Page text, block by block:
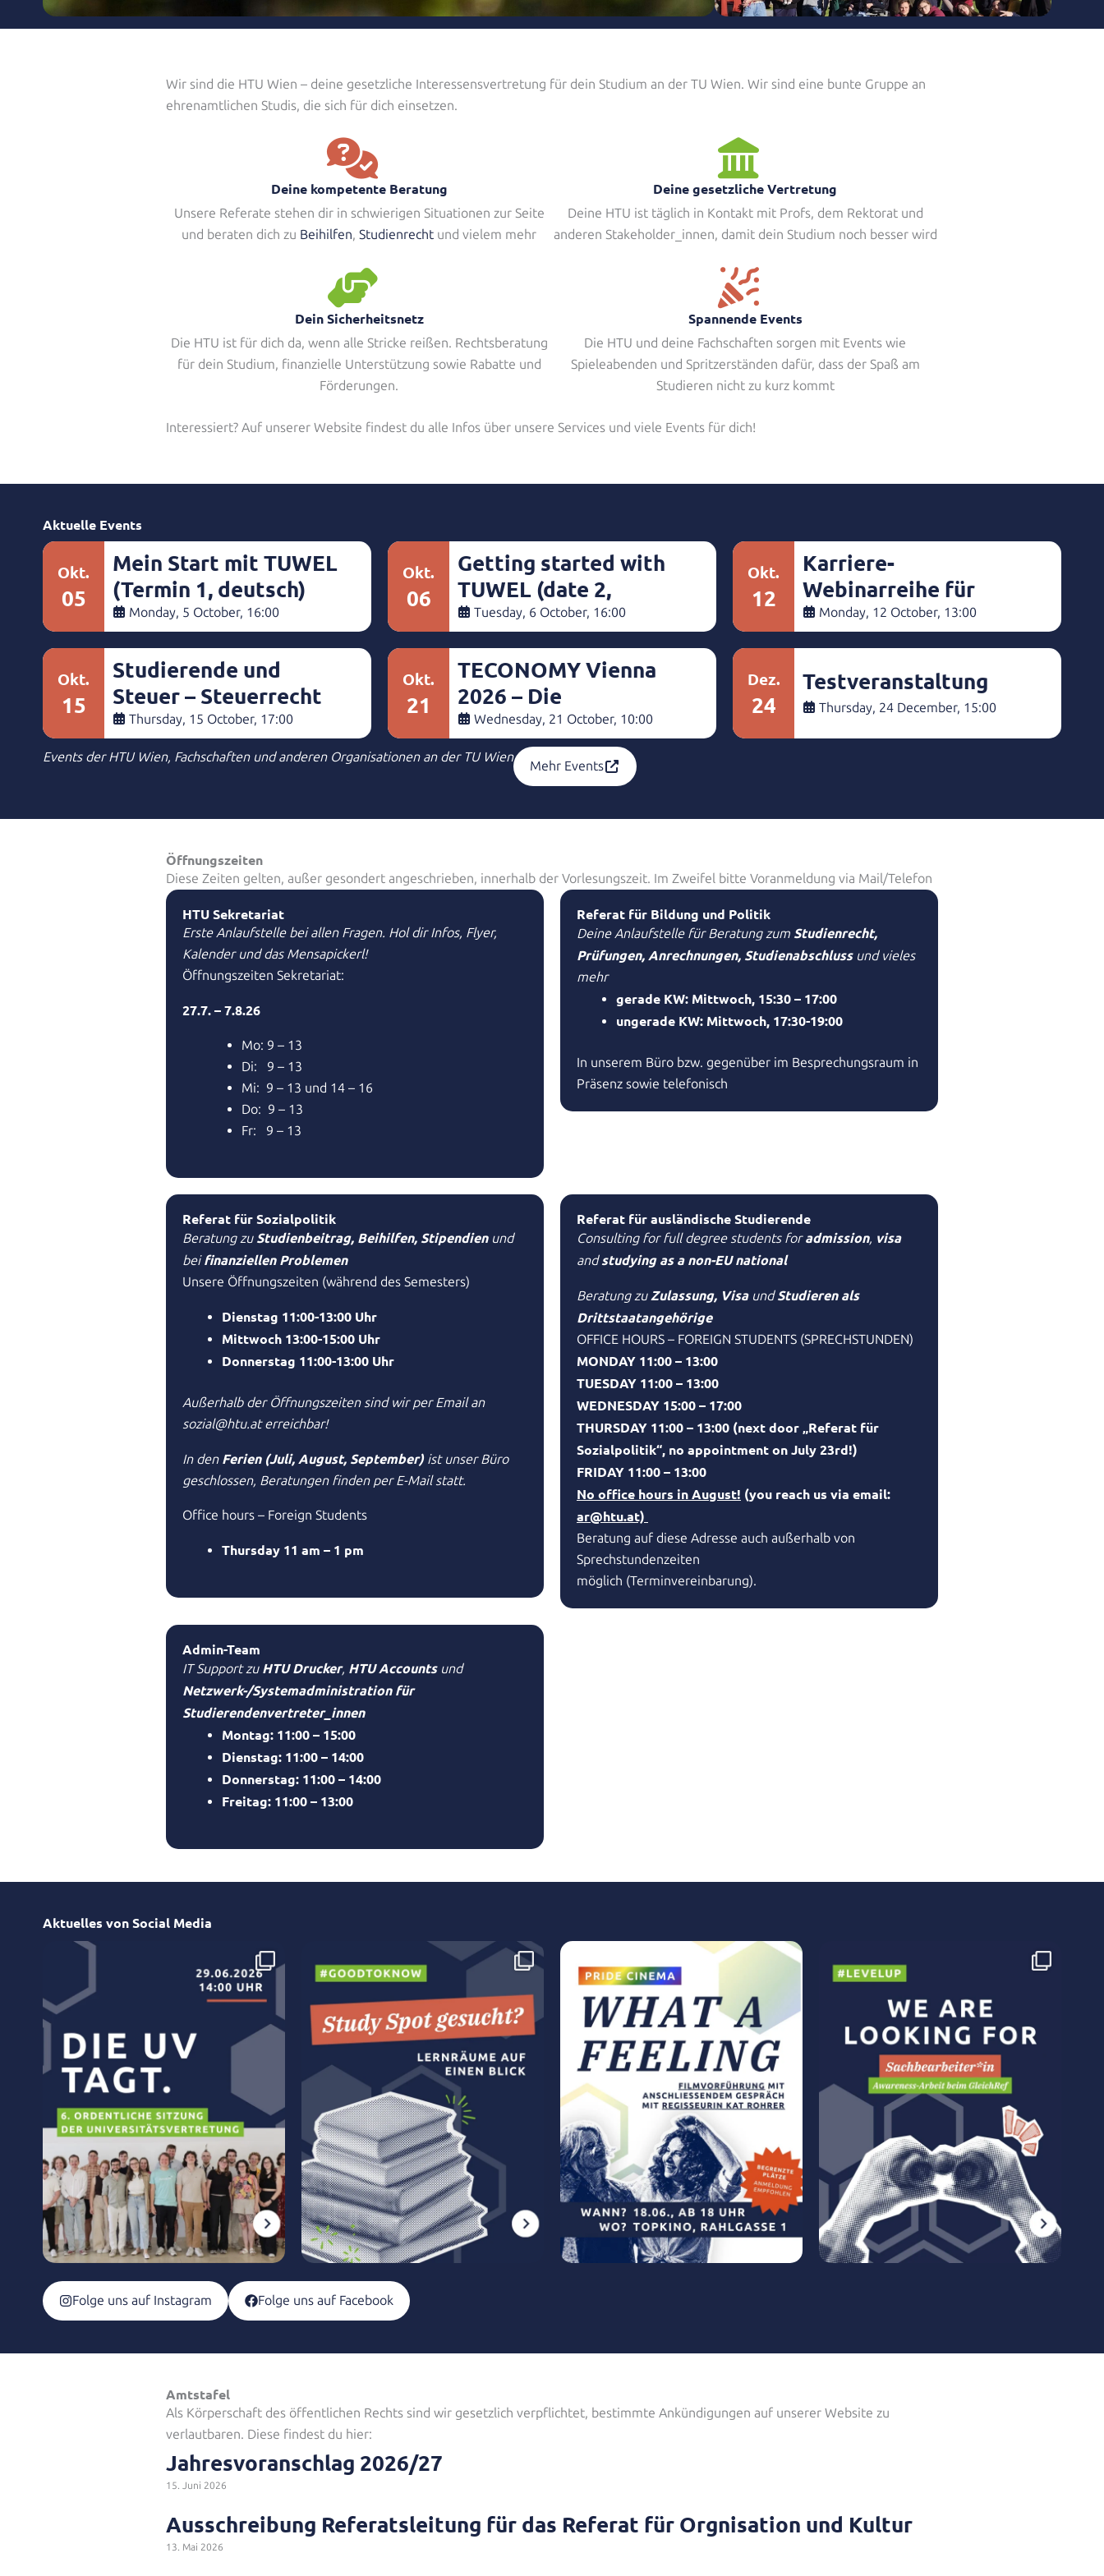
Wir sind die HTU Wien – deine gesetzliche Interessensvertretung für dein Studium an der TU Wien. Wir sind eine bunte Gruppe an
ehrenamtlichen Studis, die sich für dich einsetzen.
Deine kompetente Beratung
Unsere Referate stehen dir in schwierigen Situationen zur Seite
und beraten dich zu Beihilfen, Studienrecht und vielem mehr
Deine gesetzliche Vertretung
Deine HTU ist täglich in Kontakt mit Profs, dem Rektorat und
anderen Stakeholder_innen, damit dein Studium noch besser wird
Dein Sicherheitsnetz
Die HTU ist für dich da, wenn alle Stricke reißen. Rechtsberatung
für dein Studium, finanzielle Unterstützung sowie Rabatte und
Förderungen.
Spannende Events
Die HTU und deine Fachschaften sorgen mit Events wie
Spieleabenden und Spritzerständen dafür, dass der Spaß am
Studieren nicht zu kurz kommt
Interessiert? Auf unserer Website findest du alle Infos über unsere Services und viele Events für dich!
Aktuelle Events
Okt.
05
Mein Start mit TUWEL
(Termin 1, deutsch)
Monday, 5 October, 16:00
Okt.
06
Getting started with
TUWEL (date 2,
english)
Tuesday, 6 October, 16:00
Okt.
12
Karriere-
Webinarreihe für
Studierende
Monday, 12 October, 13:00
Okt.
15
Studierende und
Steuer – Steuerrecht
Kompakt
Thursday, 15 October, 17:00
Okt.
21
TECONOMY Vienna
2026 – Die
Karrieremesse für
Technik &
Naturwissenschaften
Wednesday, 21 October, 10:00
Dez.
24
Testveranstaltung
Thursday, 24 December, 15:00
Events der HTU Wien, Fachschaften und anderen Organisationen an der TU Wien
Mehr Events
Öffnungszeiten
Diese Zeiten gelten, außer gesondert angeschrieben, innerhalb der Vorlesungszeit. Im Zweifel bitte Voranmeldung via Mail/Telefon
HTU Sekretariat
Erste Anlaufstelle bei allen Fragen. Hol dir Infos, Flyer,
Kalender und das Mensapickerl!
Öffnungszeiten Sekretariat:
27.7. – 7.8.26
Mo: 9 – 13
Di: 9 – 13
Mi: 9 – 13 und 14 – 16
Do: 9 – 13
Fr: 9 – 13
Referat für Bildung und Politik
Deine Anlaufstelle für Beratung zum Studienrecht,
Prüfungen, Anrechnungen, Studienabschlussund vieles
mehr
gerade KW: Mittwoch, 15:30 – 17:00
ungerade KW: Mittwoch, 17:30-19:00
In unserem Büro bzw. gegenüber im Besprechungsraum in
Präsenz sowie telefonisch
Referat für Sozialpolitik
Beratung zu Studienbeitrag, Beihilfen, Stipendienund
beifinanziellen Problemen
Unsere Öffnungszeiten (während des Semesters)
Dienstag 11:00-13:00 Uhr
Mittwoch 13:00-15:00 Uhr
Donnerstag 11:00-13:00 Uhr
Außerhalb der Öffnungszeiten sind wirper Email an
sozial@htu.at erreichbar!
In den Ferien (Juli, August, September) ist unser Büro
geschlossen, Beratungen finden per E-Mail statt.
Office hours – Foreign Students
Thursday 11 am – 1 pm
Referat für ausländische Studierende
Consulting for full degree students foradmission, visa
andstudying as a non-EU national
Beratung zu Zulassung, Visa undStudieren als
Drittstaatangehörige
OFFICE HOURS – FOREIGN STUDENTS (SPRECHSTUNDEN)
MONDAY 11:00 – 13:00
TUESDAY 11:00 – 13:00
WEDNESDAY 15:00 – 17:00
THURSDAY 11:00 – 13:00 (next door „Referat für
Sozialpolitik“, no appointment on July 23rd!)
FRIDAY 11:00 – 13:00
No office hours in August! (you reach us via email:
ar@htu.at)
Beratung auf diese Adresse auch außerhalb von
Sprechstundenzeiten
möglich (Terminvereinbarung).
Admin-Team
IT Support zu HTU Drucker, HTU Accountsund
Netzwerk-/Systemadministration für
Studierendenvertreter_innen
Montag: 11:00 – 15:00
Dienstag: 11:00 – 14:00
Donnerstag: 11:00 – 14:00
Freitag: 11:00 – 13:00
Aktuelles von Social Media
Folge uns auf Instagram Folge uns auf Facebook
Amtstafel
Als Körperschaft des öffentlichen Rechts sind wir gesetzlich verpflichtet, bestimmte Ankündigungen auf unserer Website zu
verlautbaren. Diese findest du hier:
Jahresvoranschlag 2026/27
15. Juni 2026
Ausschreibung Referatsleitung für das Referat für Orgnisation und Kultur
13. Mai 2026